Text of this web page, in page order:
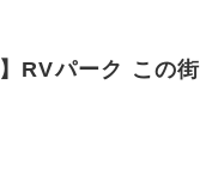
】RVパーク この